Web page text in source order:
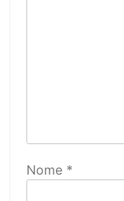
Nome *